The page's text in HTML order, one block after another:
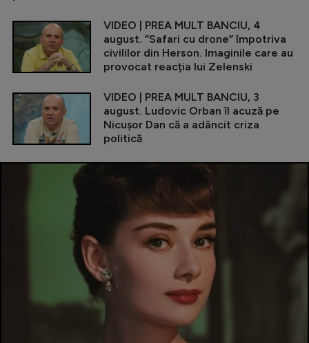
VIDEO | PREA MULT BANCIU, 4
august. ”Safari cu drone” împotriva
civililor din Herson. Imaginile care au
provocat reacția lui Zelenski
VIDEO | PREA MULT BANCIU, 3
august. Ludovic Orban îl acuză pe
Nicușor Dan că a adâncit criza
politică